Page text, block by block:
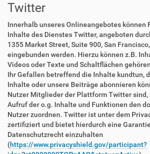
Twitter
Innerhalb unseres Onlineangebotes können
Inhalte des Dienstes Twitter, angeboten
1355 Market Street, Suite 900, San Francisco,
eingebunden werden. Hierzu können z.B.
Videos oder Texte und Schaltflächen
Ihr Gefallen betreffend die Inhalte kundtun,
Inhalte oder unsere Beiträge abonnieren
Nutzer Mitglieder der Plattform Twitter sind,
Aufruf der o.g. Inhalte und Funktionen den
Nutzer zuordnen. Twitter ist unter dem
zertifiziert und bietet hierdurch eine
Datenschutzrecht einzuhalten
(https://www.privacyshield.gov/participant?